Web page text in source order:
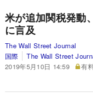
米が追加関税発動
に言及
The Wall Street Journal
国際
The Wall Street
2019年5月10日 14:59
有